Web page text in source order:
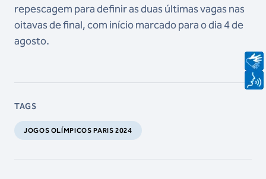
repescagem para definir as duas últimas vagas nas
oitavas de final, com início marcado para o dia 4 de
agosto.
TAGS
JOGOS OLÍMPICOS PARIS 2024